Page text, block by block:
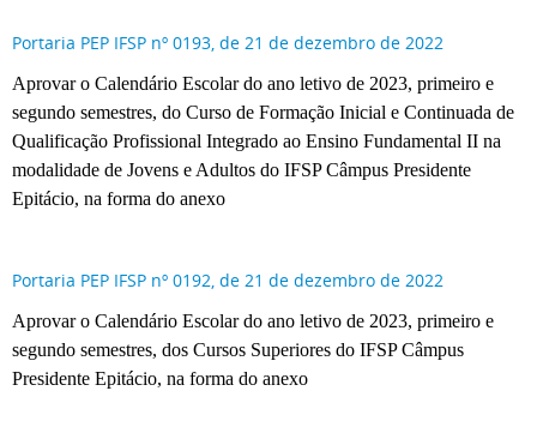
Portaria PEP IFSP nº 0193, de 21 de dezembro de 2022
Aprovar o Calendário Escolar do ano letivo de 2023, primeiro e
segundo semestres, do Curso de Formação Inicial e Continuada de
Qualificação Profissional Integrado ao Ensino Fundamental II na
modalidade de Jovens e Adultos do IFSP Câmpus Presidente
Epitácio, na forma do anexo
Portaria PEP IFSP nº 0192, de 21 de dezembro de 2022
Aprovar o Calendário Escolar do ano letivo de 2023, primeiro e
segundo semestres, dos Cursos Superiores do IFSP Câmpus
Presidente Epitácio, na forma do anexo